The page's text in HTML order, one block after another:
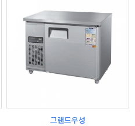
그랜드우성